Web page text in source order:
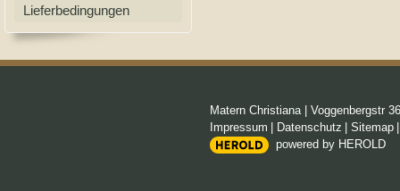
Lieferbedingungen
Matern Christiana| Voggenbergstr 36
Impressum
Datenschutz Sitemap
powered by HEROLD